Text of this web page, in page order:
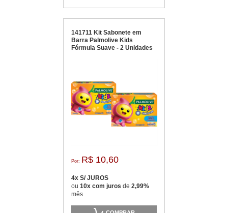
141711 Kit Sabonete em
Barra Palmolive Kids
Fórmula Suave - 2 Unidades
Por: R$ 10,60
4x S/ JUROS
ou 10x com juros de 2,99%
mês